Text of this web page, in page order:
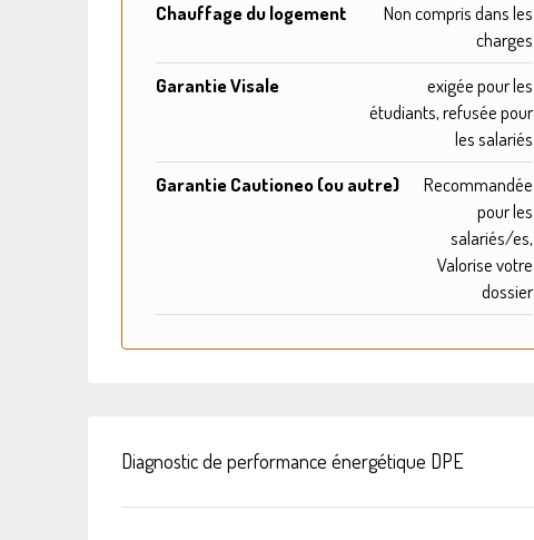
Chauffage du logement
Non compris dans les
charges
Garantie Visale
exigée pour les
étudiants, refusée pour
les salariés
Garantie Cautioneo (ou autre)
Recommandée
pour les
salariés/es,
Valorise votre
dossier
Diagnostic de performance énergétique DPE